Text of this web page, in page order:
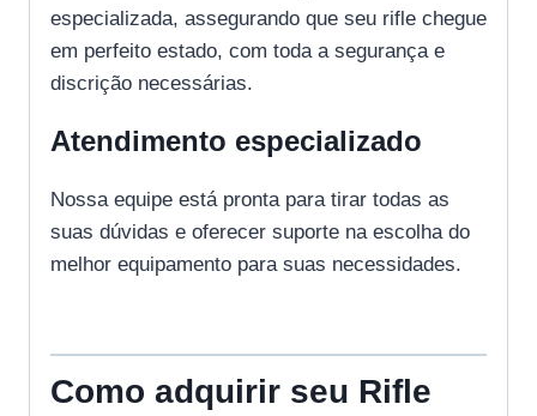
especializada, assegurando que seu rifle chegue
em perfeito estado, com toda a segurança e
discrição necessárias.
Atendimento especializado
Nossa equipe está pronta para tirar todas as
suas dúvidas e oferecer suporte na escolha do
melhor equipamento para suas necessidades.
Como adquirir seu Rifle